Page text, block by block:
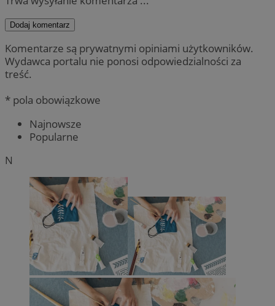
Dodaj komentarz
Komentarze są prywatnymi opiniami użytkowników.
Wydawca portalu nie ponosi odpowiedzialności za
treść.
* pola obowiązkowe
Najnowsze
Popularne
N